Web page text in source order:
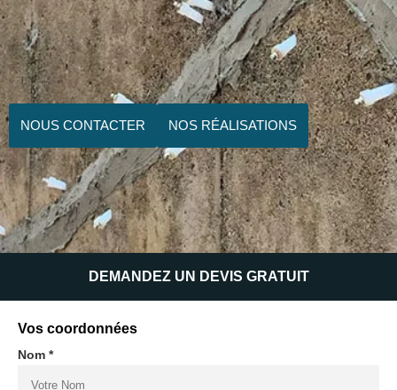
NOUS CONTACTER NOS RÉALISATIONS
DEMANDEZ UN DEVIS GRATUIT
Vos coordonnées
Nom *